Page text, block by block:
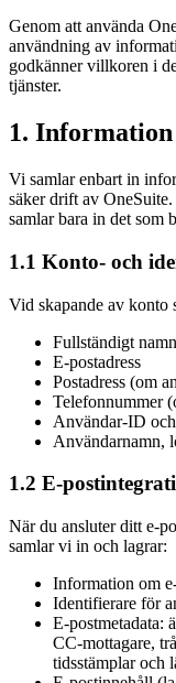
Genom att använda
användning av
godkänner villkoren i
tjänster.
1.
Vi samlar enbart in
säker drift av
samlar bara in det som
1.1 Konto- och
Vid skapande av konto
Fullständigt namn
E-postadress
Postadress (om
Telefonnummer
Användar-ID
Användarnamn,
1.2 E-
När du ansluter ditt e-
samlar vi in och lagrar:
Information om
Identifierare för
E-postmetadata:
CC-mottagare,
tidsstämplar och